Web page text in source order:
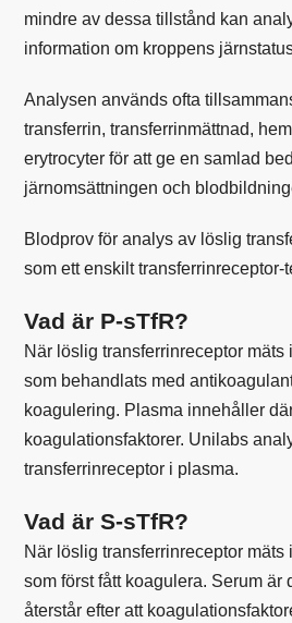
mindre av dessa tillstånd kan
information om kroppens
Analysen används ofta
transferrin,transferrinmättnad,
erytrocyter för att ge en samlad
järnomsättningen och
Blodprov för analys av löslig
som ett enskilttransferrinreceptor-
Vad är P-sTfR?
När löslig transferrinreceptor
som behandlats med
koagulering. Plasma innehåller
koagulationsfaktorer. Unilabs
transferrinreceptor i plasma.
Vad är S-sTfR?
När löslig transferrinreceptor mäts
som först fått koagulera. Serum är
återstår efter att